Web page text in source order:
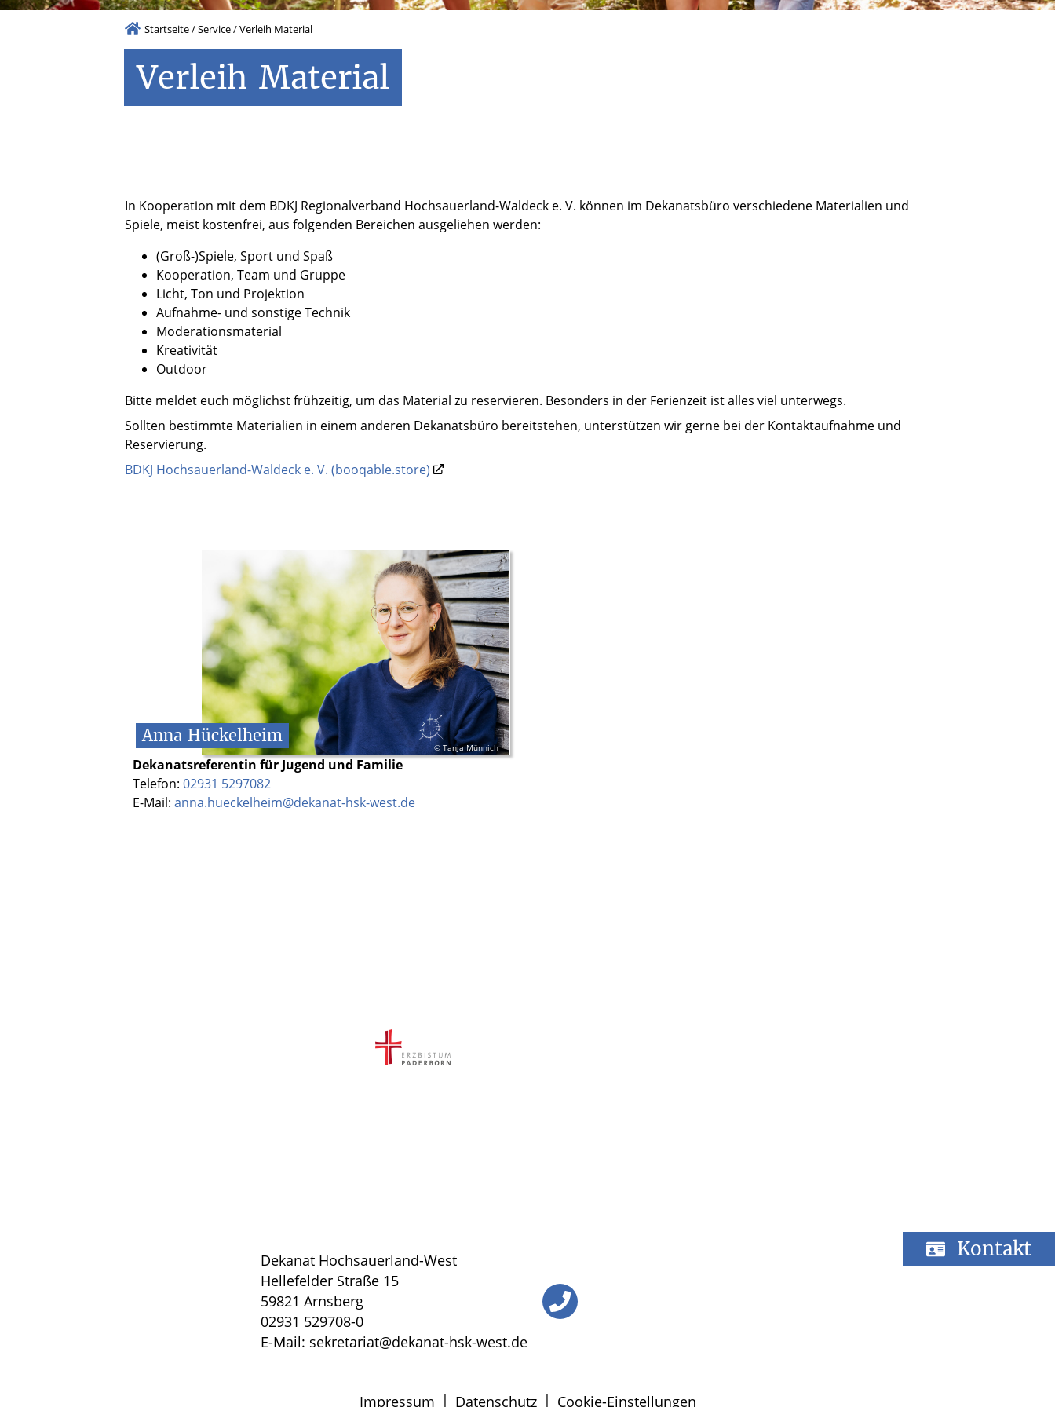
Startseite/Service/Verleih Material
Verleih Material
In Kooperation mit dem BDKJ Regionalverband Hochsauerland-Waldeck e. V. können im Dekanatsbüro verschiedene Materialien und
Spiele, meist kostenfrei, aus folgenden Bereichen ausgeliehen werden:
(Groß-)Spiele, Sport und Spaß
Kooperation, Team und Gruppe
Licht, Ton und Projektion
Aufnahme- und sonstige Technik
Moderationsmaterial
Kreativität
Outdoor
Bitte meldet euch möglichst frühzeitig, um das Material zu reservieren. Besonders in der Ferienzeit ist alles viel unterwegs.
Sollten bestimmte Materialien in einem anderen Dekanatsbüro bereitstehen, unterstützen wir gerne bei der Kontaktaufnahme und
Reservierung.
BDKJ Hochsauerland-Waldeck e. V. (booqable.store)
© Tanja Münnich
Anna Hückelheim
Dekanatsreferentin für Jugend und Familie
Telefon: 02931 5297082
E-Mail: anna.hueckelheim@dekanat-hsk-west.de
Kontakt
Dekanat Hochsauerland-West
Hellefelder Straße 15
59821 Arnsberg
02931 529708-0
E-Mail: sekretariat@dekanat-hsk-west.de
Impressum | Datenschutz | Cookie-Einstellungen